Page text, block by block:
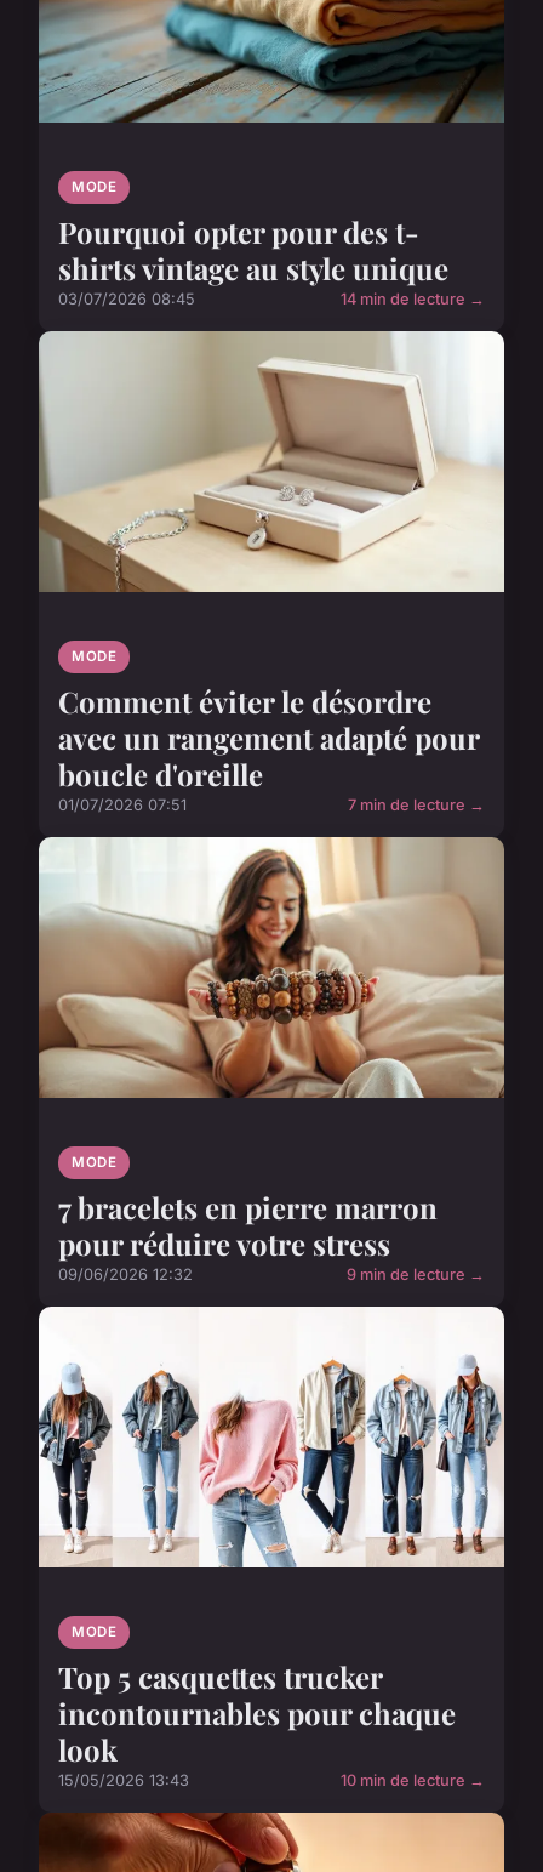
MODE
Pourquoi opter pour des t-
shirts vintage au style unique
03/07/2026 08:45 14 min de lecture →
MODE
Comment éviter le désordre
avec un rangement adapté pour
boucle d'oreille
01/07/2026 07:51 7 min de lecture →
MODE
7 bracelets en pierre marron
pour réduire votre stress
09/06/2026 12:32 9 min de lecture →
MODE
Top 5 casquettes trucker
incontournables pour chaque
look
15/05/2026 13:43 10 min de lecture →